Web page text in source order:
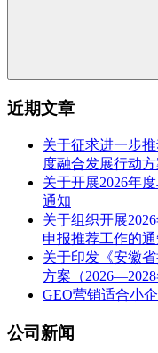
近期文章
关于征求进一步
度融合发展行动
关于开展2026年
通知
关于组织开展
申报推荐工作的
关于印发《安徽
方案（
GEO营销适合小
公司新闻